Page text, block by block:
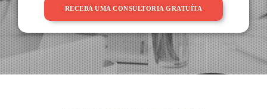
RECEBA UMA CONSULTORIA GRATUÍTA